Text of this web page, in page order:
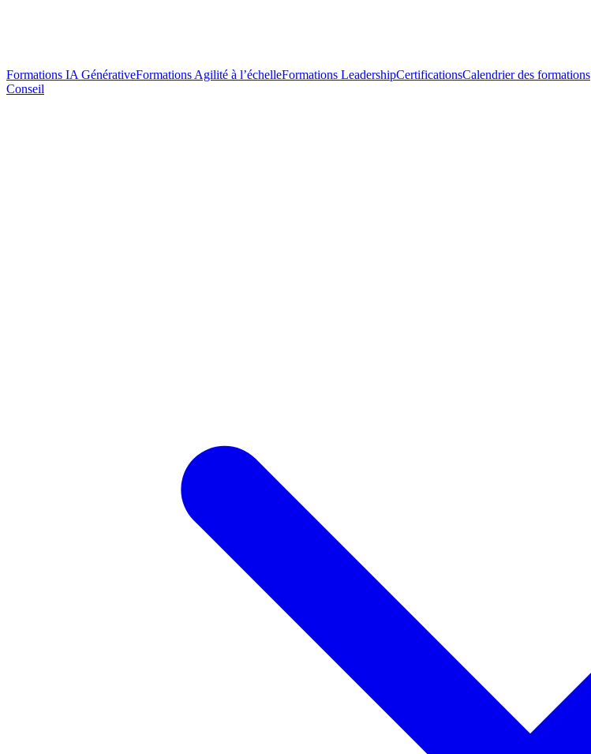
Formations IA GénérativeFormations Agilité à l’échelleFormations LeadershipCertificationsCalendrier des formations
Conseil